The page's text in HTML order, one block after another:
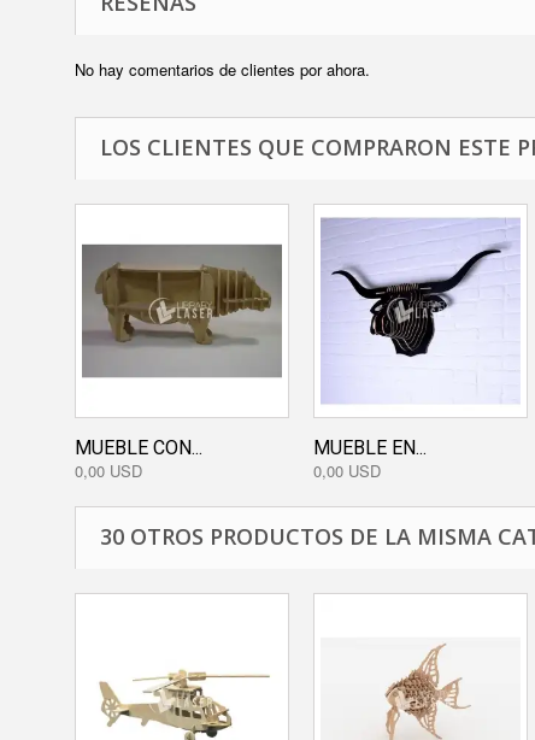
No hay comentarios de clientes por ahora.
LOS CLIENTES QUE COMPRARON ESTE
MUEBLE CON...
0,00 USD
MUEBLE EN...
0,00 USD
30 OTROS PRODUCTOS DE LA MISMA